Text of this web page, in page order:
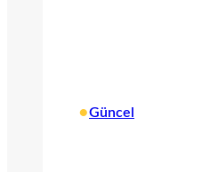
•Güncel